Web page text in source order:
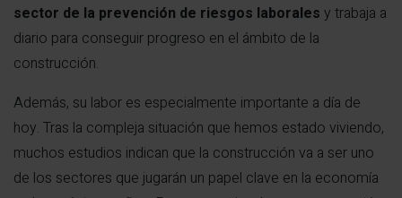
sector de la prevención de riesgos laborales y trabaja a
diario para conseguir progreso en el ámbito de la
construcción.
Además, su labor es especialmente importante a día de
hoy. Tras la compleja situación que hemos estado viviendo,
muchos estudios indican que la construcción va a ser uno
de los sectores que jugarán un papel clave en la economía